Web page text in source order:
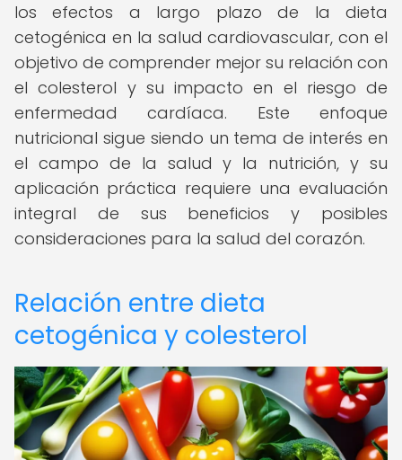
los efectos a largo plazo de la dieta
cetogénica en la salud cardiovascular, con el
objetivo de comprender mejor su relación con
el colesterol y su impacto en el riesgo de
enfermedad cardíaca. Este enfoque
nutricional sigue siendo un tema de interés en
el campo de la salud y la nutrición, y su
aplicación práctica requiere una evaluación
integral de sus beneficios y posibles
consideraciones para la salud del corazón.
Relación entre dieta
cetogénica y colesterol